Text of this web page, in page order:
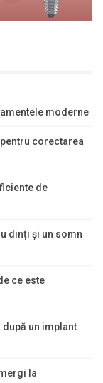
moderne
corectarea
de
dinți și un somn
ce este
un implant
la